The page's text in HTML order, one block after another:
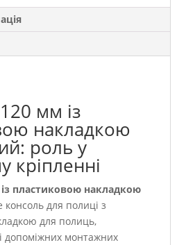
мм із
накладкою
роль у
кріпленні
пластиковою накладкою
для полиці з
для полиць,
допоміжних монтажних